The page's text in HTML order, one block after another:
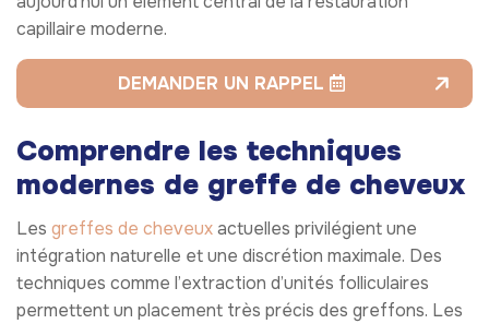
capillaire moderne.
DEMANDER UN RAPPEL
Comprendre les techniques
modernes de greffe de cheveux
Les greffes de cheveuxactuelles privilégient une
intégration naturelle et une discrétion maximale. Des
techniques comme l’extraction d’unités folliculaires
permettent un placement très précis des greffons. Les